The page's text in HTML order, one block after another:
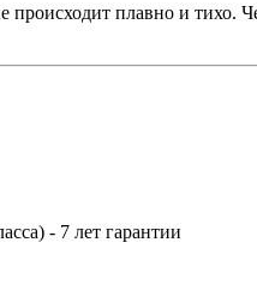
происходит плавно и тихо.
- 7 лет гарантии